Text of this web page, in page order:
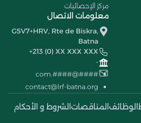
مركز الإحصائيات
معلومات الاتصال
G5V7+HRV, Rte de Biskra,
Batna
+213 (0) XX XXX XXX
-
####@####.com
contact@lrf-batna.org
الوظائف المناقصات الشروط و الأحكام